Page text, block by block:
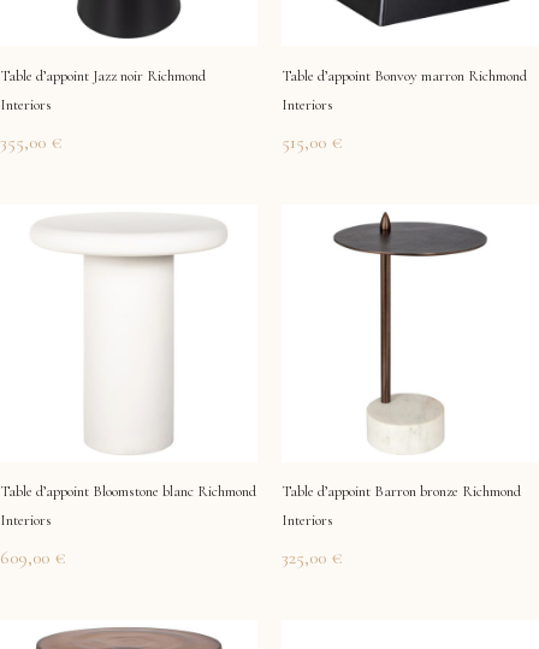
Table d’appoint Jazz noir Richmond
Interiors
355,00 €
Table d’appoint Bonvoy marron Richmond
Interiors
515,00 €
Table d’appoint Bloomstone blanc Richmond
Interiors
609,00 €
Table d’appoint Barron bronze Richmond
Interiors
325,00 €